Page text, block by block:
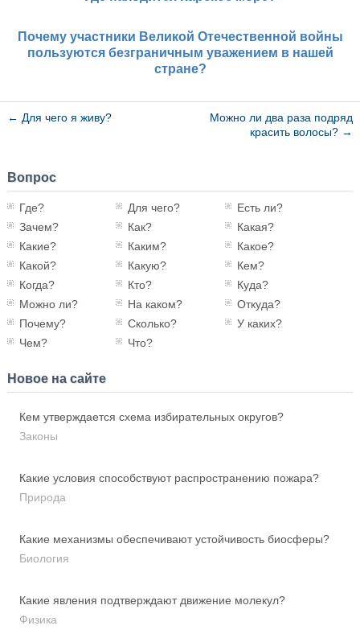
Почему участники Великой Отечественной войны
пользуются безграничным уважением в нашей
стране?
← Для чего я живу?
Можно ли два раза подряд
красить волосы? →
Вопрос
Где? Для чего?
Есть ли?
Зачем?
Как?
Какая?
Какие?
Каким?
Какое?
Какой?
Какую?
Кем?
Когда?
Кто?
Куда?
Можно ли?
На каком?
Откуда?
Почему?
Сколько?
У каких?
Чем?
Что?
Новое на сайте
Кем утверждается схема избирательных округов?
Законы
Какие условия способствуют распространению пожара?
Природа
Какие механизмы обеспечивают устойчивость биосферы?
Биология
Какие явления подтверждают движение молекул?
Физика